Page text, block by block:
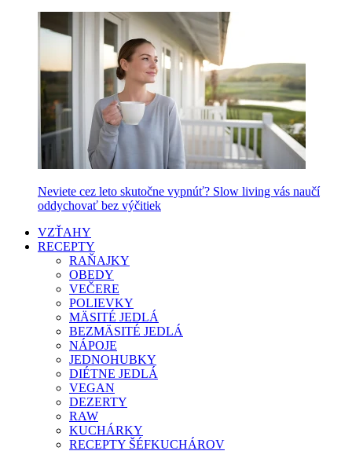
Neviete cez leto skutočne vypnúť? Slow living vás naučí
oddychovať bez výčitiek
VZŤAHY
RECEPTY
RAŇAJKY
OBEDY
VEČERE
POLIEVKY
MÄSITÉ JEDLÁ
BEZMÄSITÉ JEDLÁ
NÁPOJE
JEDNOHUBKY
DIÉTNE JEDLÁ
VEGAN
DEZERTY
RAW
KUCHÁRKY
RECEPTY ŠÉFKUCHÁROV